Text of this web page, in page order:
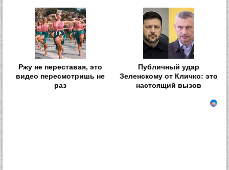
Ржу не переставая, это
видео пересмотришь не
раз
Публичный удар
Зеленскому от Кличко: это
настоящий вызов